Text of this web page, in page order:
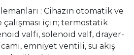
: Cihazın otomatik ve
için; termostatik
valfi, solenoid valf, drayer-
emniyet ventili, su akış